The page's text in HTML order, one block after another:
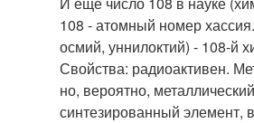
108 - атомный номер
осмий, уннилоктий) - 108-й
Свойства: радиоактивен.
но, вероятно,
синтезированный элемент,